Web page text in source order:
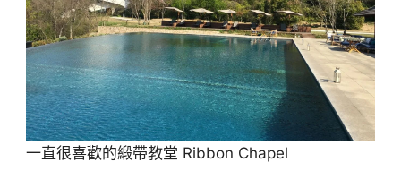
一直很喜歡的緞帶教堂 Ribbon Chapel